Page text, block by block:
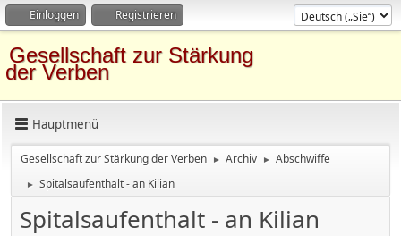
Einloggen Registrieren
Gesellschaft zur Stärkung
der Verben
Hauptmenü
Gesellschaft zur Stärkung der Verben ► Archiv ► Abschwiffe
► Spitalsaufenthalt - an Kilian
Spitalsaufenthalt - an Kilian